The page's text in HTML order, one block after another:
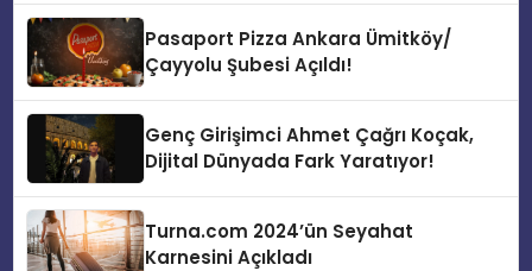
Pasaport Pizza Ankara Ümitköy/
Çayyolu Şubesi Açıldı!
Genç Girişimci Ahmet Çağrı Koçak,
Dijital Dünyada Fark Yaratıyor!
Turna.com 2024’ün Seyahat
Karnesini Açıkladı